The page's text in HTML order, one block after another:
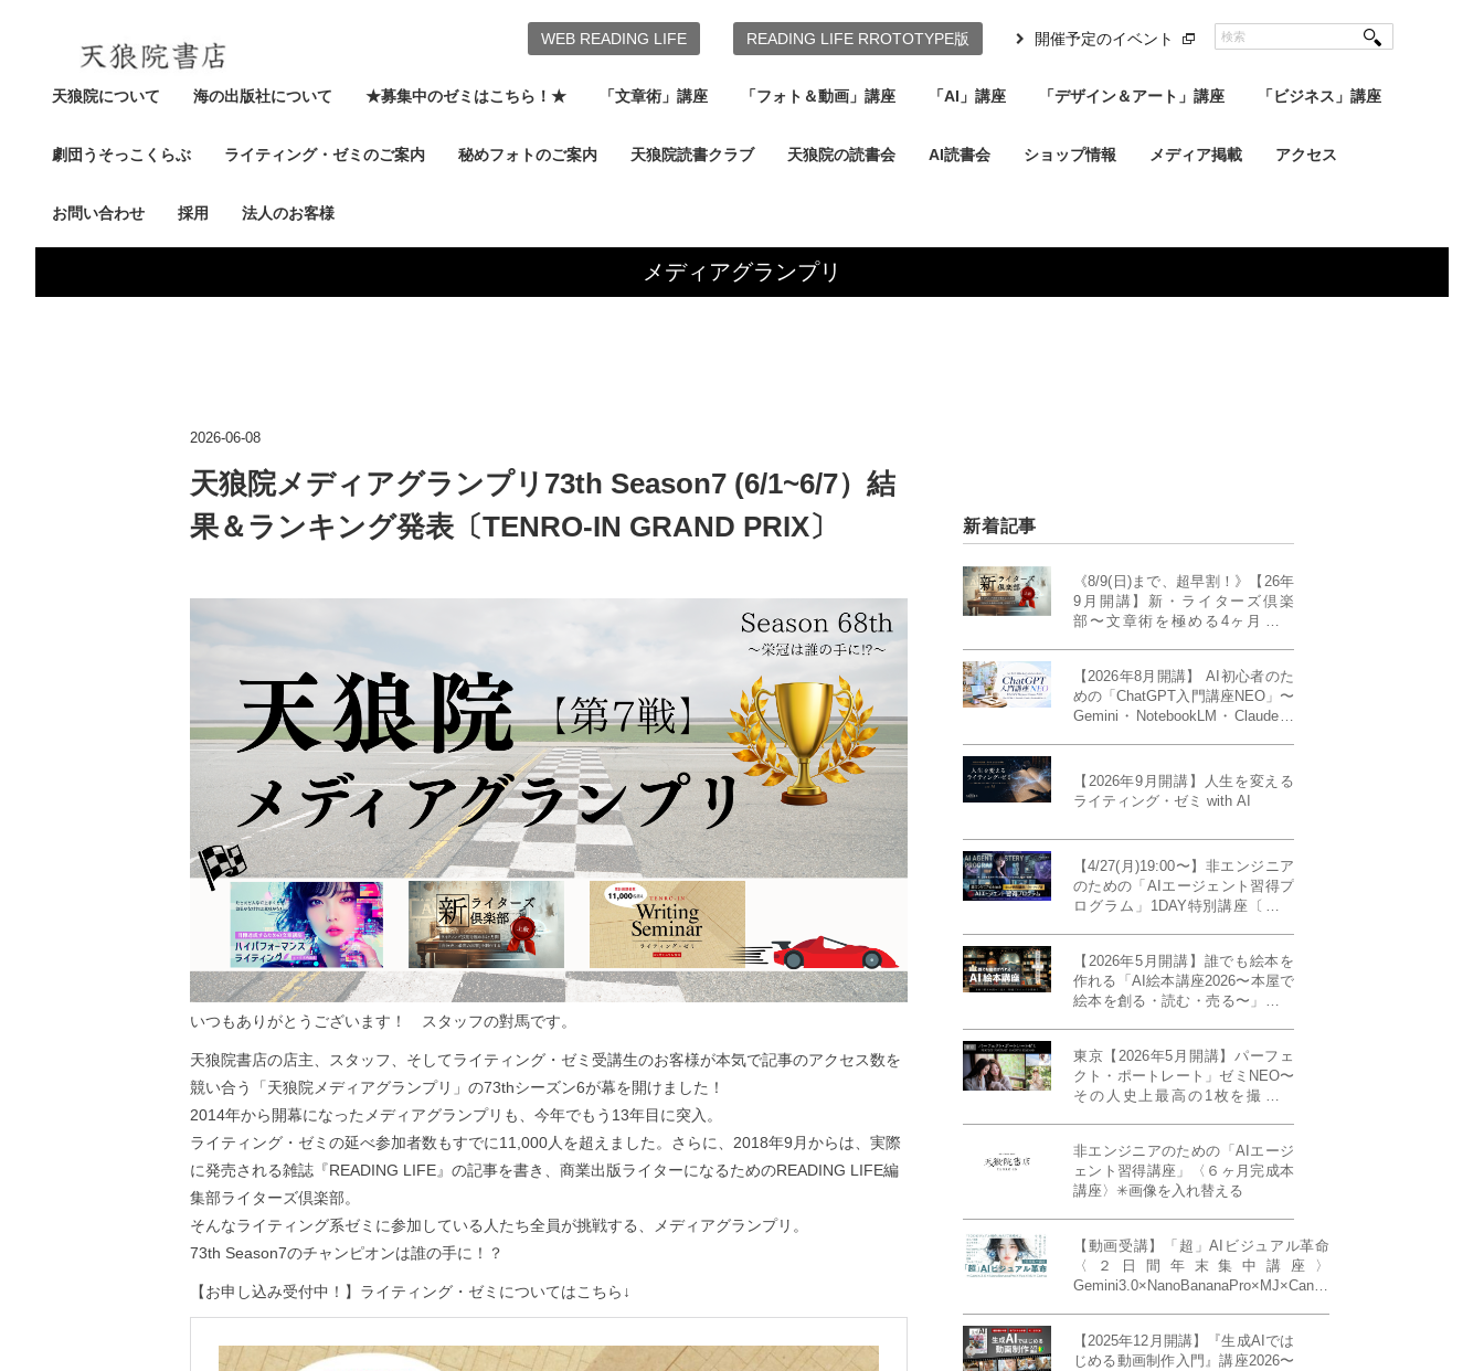
天狼院について 海の出版社について ★募集中のゼミはこちら！★ 「文章術」講座 「フォト＆動画」講座 「AI」講座 「デザイン＆アート」講座 「ビジネス」講座
劇団うそっこくらぶ ライティング・ゼミのご案内 秘めフォトのご案内 天狼院読書クラブ 天狼院の読書会 AI読書会 ショップ情報 メディア掲載 アクセス
お問い合わせ 採用 法人のお客様
WEB READING LIFE READING LIFE RROTOTYPE版 開催予定のイベント
メディアグランプリ
2026-06-08
天狼院メディアグランプリ73th Season7 (6/1~6/7）結
果＆ランキング発表〔TENRO-IN GRAND PRIX〕
いつもありがとうございます！ スタッフの對馬です。
天狼院書店の店主、スタッフ、そしてライティング・ゼミ受講生のお客様が本気で記事のアクセス数を
競い合う「天狼院メディアグランプリ」の73thシーズン6が幕を開けました！
2014年から開幕になったメディアグランプリも、今年でもう13年目に突入。
ライティング・ゼミの延べ参加者数もすでに11,000人を超えました。さらに、2018年9月からは、実際
に発売される雑誌『READING LIFE』の記事を書き、商業出版ライターになるためのREADING LIFE編
集部ライターズ倶楽部。
そんなライティング系ゼミに参加している人たち全員が挑戦する、メディアグランプリ。
73th Season7のチャンピオンは誰の手に！？
【お申し込み受付中！】ライティング・ゼミについてはこちら↓
新着記事
《8/9(日)まで、超早割！》【26年
9月開講】新・ライターズ倶楽
部〜文章術を極める4ヶ月講義
【2026年8月開講】 AI初心者のた
めの「ChatGPT入門講座NEO」〜
Gemini・NotebookLM・Claudeま
座〕
【2026年9月開講】人生を変える
ライティング・ゼミ with AI
【4/27(月)19:00〜】非エンジニア
のための「AIエージェント習得プ
ログラム」1DAY特別講座〔パワ
【2026年5月開講】誰でも絵本を
作れる「AI絵本講座2026〜本屋で
絵本を創る・読む・売る〜」イン
20名限定》
東京【2026年5月開講】パーフェ
クト・ポートレート」ゼミNEO〜
その人史上最高の1枚を撮る！
催）」《初参加大歓迎／12名限
定》
非エンジニアのための「AIエージ
ェント習得講座」〈６ヶ月完成本
講座〉✳︎画像を入れ替える
【動画受講】「超」AIビジュアル革命
〈２日間年末集中講座〉
Gemini3.0×NanoBananaPro×MJ×Canva
【2025年12月開講】『生成AIでは
じめる動画制作入門』講座2026〜